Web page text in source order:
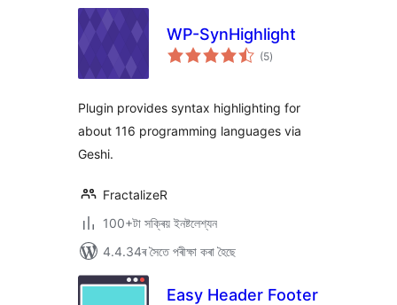
WP-SynHighlight
(5টা
মুঠ)
Plugin provides syntax highlighting for
about 116 programming languages via
Geshi.
FractalizeR
100+টা সক্ৰিয় ইনষ্টলেশ্যন
4.4.34ৰ সৈতে পৰীক্ষা কৰা হৈছে
Easy Header Footer